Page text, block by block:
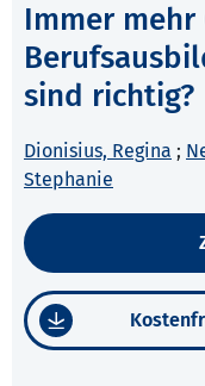
Immer
sind richtig?
Dionisius, Regina ;
Stephanie